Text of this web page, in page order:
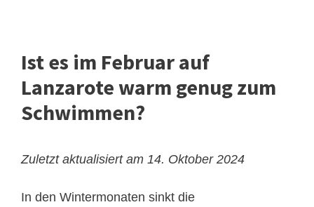
Ist es im Februar auf
Lanzarote warm genug zum
Schwimmen?
Zuletzt aktualisiert am 14. Oktober 2024
In den Wintermonaten sinkt die